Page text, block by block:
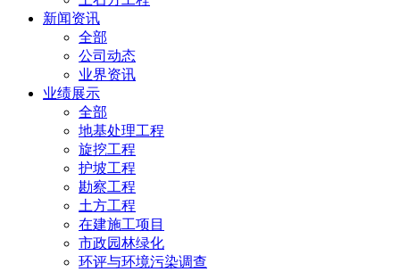
新闻资讯
全部
公司动态
业界资讯
业绩展示
全部
地基处理工程
旋挖工程
护坡工程
勘察工程
土方工程
在建施工项目
市政园林绿化
环评与环境污染调查